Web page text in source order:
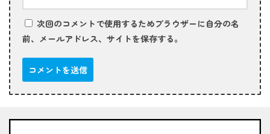
次回のコメントで使用するためブラウザーに自分の名
前、メールアドレス、サイトを保存する。